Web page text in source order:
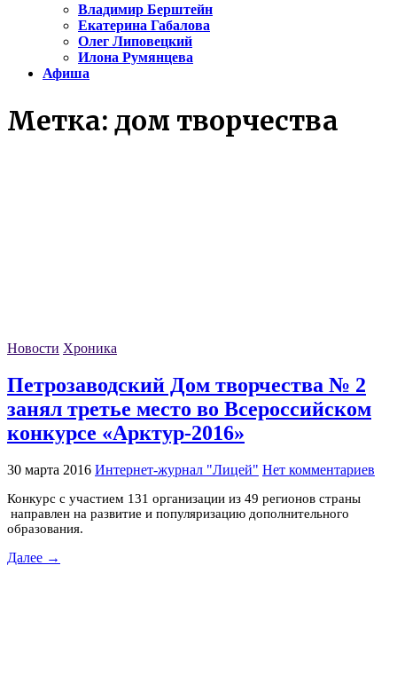
Владимир Берштейн
Екатерина Габалова
Олег Липовецкий
Илона Румянцева
Афиша
Метка: дом творчества
Новости Хроника
Петрозаводский Дом творчества № 2
занял третье место во Всероссийском
конкурсе «Арктур-2016»
30 марта 2016 Интернет-журнал "Лицей" Нет комментариев
Конкурс с участием 131 организации из 49 регионов страны
направлен на развитие и популяризацию дополнительного
образования.
Далее →